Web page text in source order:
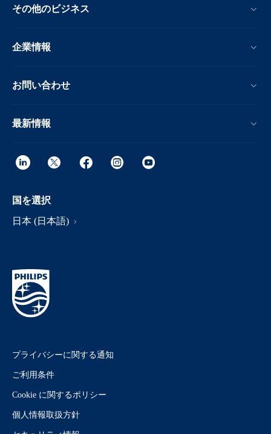
その他のビジネス
企業情報
お問い合わせ
最新情報
国を選択
日本 (日本語)
プライバシーに関する通知
ご利用条件
Cookie に関するポリシー
個人情報取扱方針